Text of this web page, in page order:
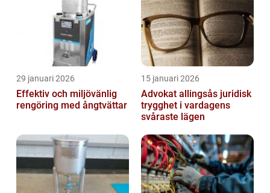
29 januari 2026
Effektiv och miljövänlig
rengöring med ångtvättar
15 januari 2026
Advokat allingsås juridisk
trygghet i vardagens
svåraste lägen